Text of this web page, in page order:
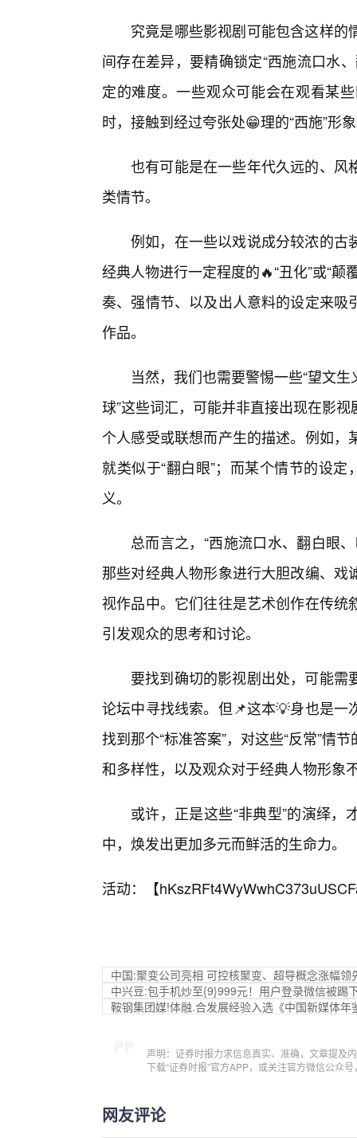
究竟是哪些影视剧可能包含这样
间存在差异，要精确锁定“西施流口水
定的难度。一些观众可能会在观看某
时，接触到经过夸张处😁理的“西施”形
也有可能是在一些年代久远的、风
类情节。
例如，在一些以戏说成分较浓的古
经典人物进行一定程度的🔥“丑化”或“
奏、强情节、以及出人意料的设定来
作品。
当然，我们也需要警惕一些“望文生
球”这些词汇，可能并非直接出现在影
个人感受或联想而产生的描述。例如
就类似于“翻白眼”；而某个情节的设
义。
总而言之，“西施流口水、翻白眼
那些对经典人物形象进行大胆改编、
视作品中。它们往往是艺术创作在传
引发观众的思考和讨论。
要找到确切的影视剧出处，可能
论坛中寻找线索。但📌这本💡身也是
找到那个“标准答案”，对这些“反常”情
和多样性，以及观众对于经典人物形象
或许，正是这些“非典型”的演绎
中，焕发出更加多元而鲜活的生命力。
活动：【
中国:聚变公司亮相 可控核聚变、超导概念涨幅领
中兴豆:包手机炒至{9}999元！用户登录微信被踢
鞍钢集团媒!体融.合发展经验入选《中国新媒体年
声明：证券时报力求信息真实、准确，文章提及
下载“证券时报”官方APP，或关注官方微信公众
网友评论